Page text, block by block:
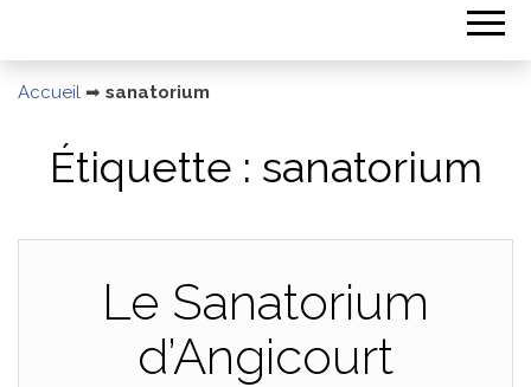
Accueil ➡ sanatorium
Étiquette : sanatorium
Le Sanatorium
d’Angicourt